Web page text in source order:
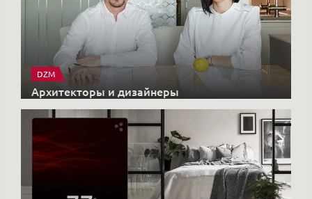
DZM
Архитекторы и дизайнеры